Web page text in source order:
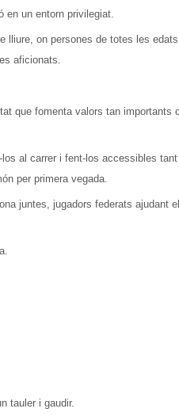
en un entorn privilegiat.
lliure, on persones de totes les edats
aficionats.
que fomenta valors tan importants
al carrer i fent-los accessibles tant
per primera vegada.
juntes, jugadors federats ajudant
tauler i gaudir.